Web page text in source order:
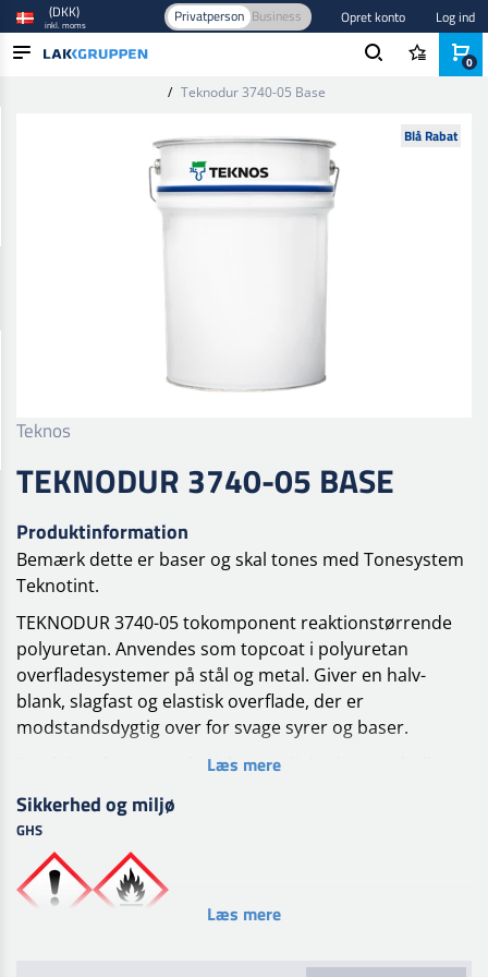
(DKK)
inkl. moms Privatperson Business Opret konto Log ind
/ Teknodur 3740-05 Base
Blå Rabat
Teknos
TEKNODUR 3740-05 BASE
Produktinformation
Bemærk dette er baser og skal tones med Tonesystem
Teknotint.
TEKNODUR 3740-05 tokomponent reaktionstørrende
polyuretan. Anvendes som topcoat i polyuretan
overfladesystemer på stål og metal. Giver en halv-
blank, slagfast og elastisk overflade, der er
modstandsdygtig over for svage syrer og baser.
Produktet har en god vejrbestandighed som yderlig
29.
Glans (60°) Halvblank
Hærder Komp. B: TEKNODUR HARDENER 0100-01
Blandingsforhold (A:B) 4:1 efter volumen
Læs mere
Sikkerhed og miljø
GHS
Læs mere
0